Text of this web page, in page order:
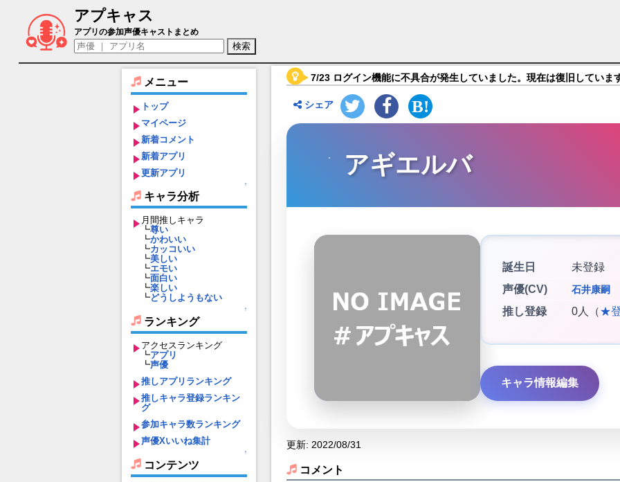
アプキャス
アギエルバ（声優：石井康嗣)【グランブルーファンタジー】キャラ紹介
アプリの参加声優キャストまとめ
メニュー
トップ
マイページ
新着コメント
新着アプリ
更新アプリ
↑
キャラ分析
月間推しキャラ
┗尊い
┗かわいい
┗カッコいい
┗美しい
┗エモい
┗面白い
┗楽しい
┗どうしようもない
↑
ランキング
アクセスランキング
┗アプリ
┗声優
推しアプリランキング
推しキャラ登録ランキン
グ
参加キャラ数ランキング
声優Xいいね集計
↑
コンテンツ
7/23 ログイン機能に不具合が発生していました。現在は復旧していま
シェア
アギエルバ
誕生日
未登録
声優(CV)
石井康嗣
推し登録 0人（★
キャラ情報編集
更新: 2022/08/31
コメント